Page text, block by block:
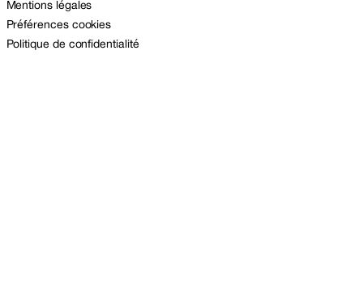
Mentions légales
Préférences cookies
Politique de confidentialité